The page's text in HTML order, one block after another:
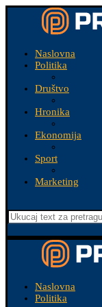
Naslovna
Politika
Društvo
Hronika
Ekonomija
Sport
Marketing
Naslovna
Politika